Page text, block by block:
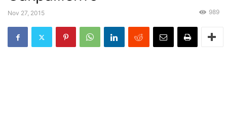
Nov 27, 2015 989